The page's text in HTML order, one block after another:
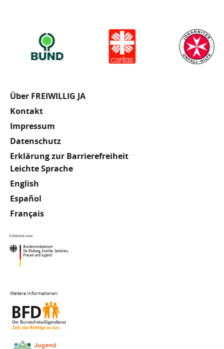
Fußzeile
Über FREIWILLIG JA
Kontakt
Impressum
Datenschutz
Erklärung zur Barrierefreiheit
Meta
Footer
Leichte Sprache
English
Español
Français